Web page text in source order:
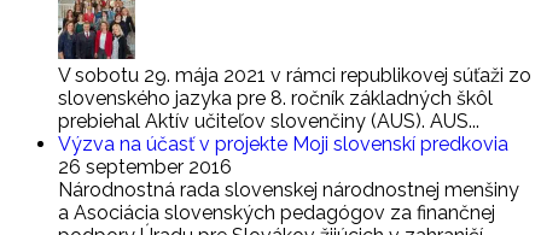
V sobotu 29. mája 2021 v rámci republikovej súťaži zo
slovenského jazyka pre 8. ročník základných škôl
prebiehal Aktív učiteľov slovenčiny (AUS). AUS...
Výzva na účasť v projekte Moji slovenskí predkovia
26 september 2016
Národnostná rada slovenskej národnostnej menšiny
a Asociácia slovenských pedagógov za finančnej